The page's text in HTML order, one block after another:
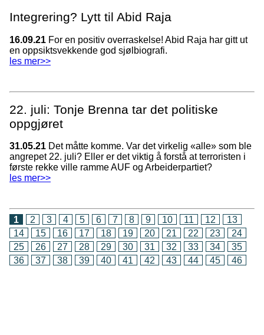
Integrering? Lytt til Abid Raja
16.09.21 For en positiv overraskelse! Abid Raja har gitt ut
en oppsiktsvekkende god sjølbiografi.
les mer>>
22. juli: Tonje Brenna tar det politiske
oppgjøret
31.05.21 Det måtte komme. Var det virkelig «alle» som ble
angrepet 22. juli? Eller er det viktig å forstå at terroristen i
første rekke ville ramme AUF og Arbeiderpartiet?
les mer>>
1 2 3 4 5 6 7 8 9 10 11 12
13
14
15 16 17 18 19 20 21 22 23
24
25
26 27 28 29 30 31 32 33 34
35
36
37 38 39 40 41 42 43 44 45 46